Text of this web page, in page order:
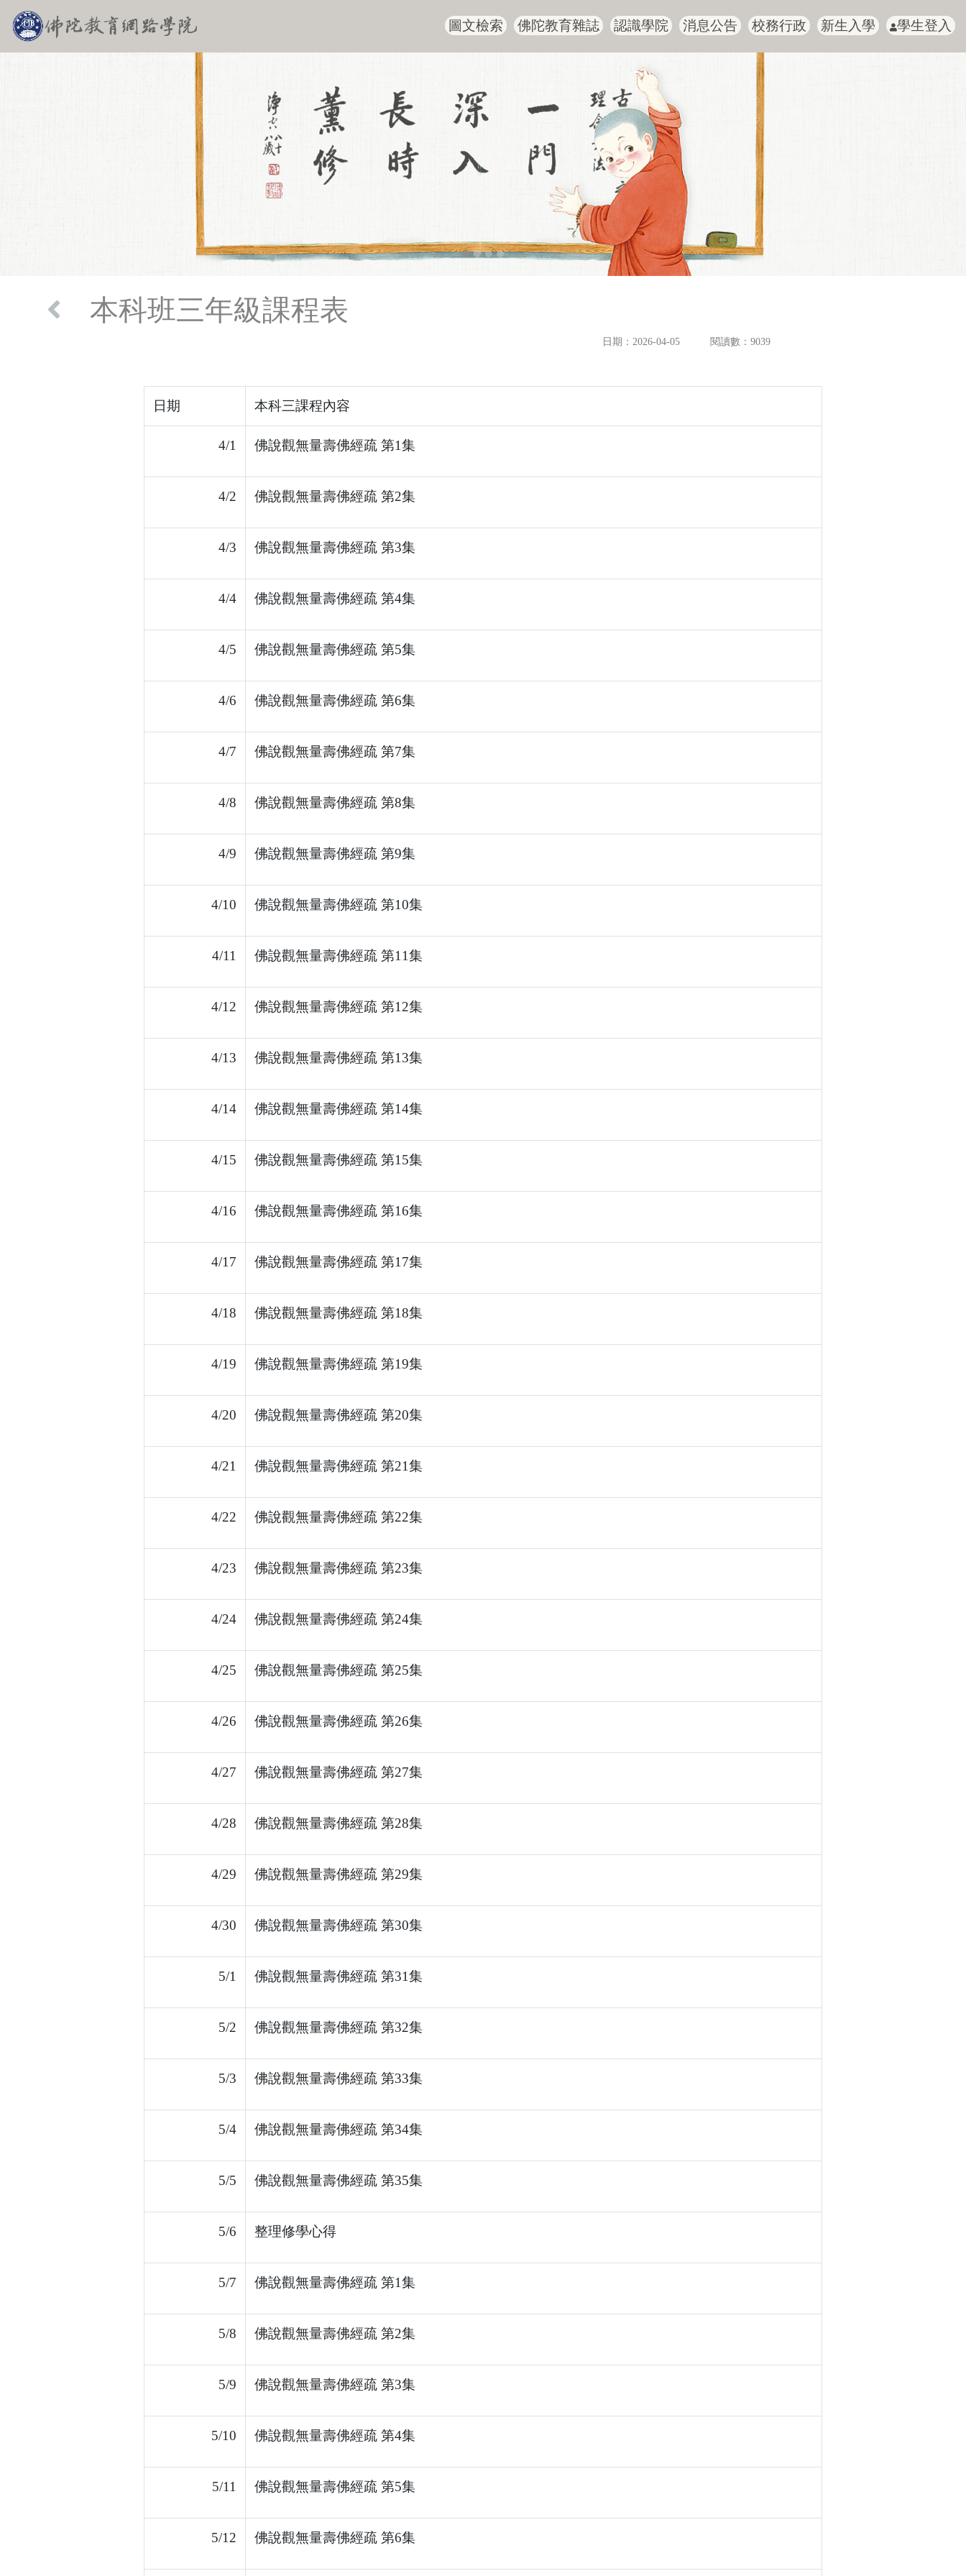
圖文檢索 佛陀教育雜誌 認識學院 消息公告 校務行政 新生入學 學生登入
本科班三年級課程表
日期：2026-04-05 閱讀數：9039
日期 本科三課程內容
4/1 佛說觀無量壽佛經疏 第1集
4/2 佛說觀無量壽佛經疏 第2集
4/3 佛說觀無量壽佛經疏 第3集
4/4 佛說觀無量壽佛經疏 第4集
4/5 佛說觀無量壽佛經疏 第5集
4/6 佛說觀無量壽佛經疏 第6集
4/7 佛說觀無量壽佛經疏 第7集
4/8 佛說觀無量壽佛經疏 第8集
4/9 佛說觀無量壽佛經疏 第9集
4/10 佛說觀無量壽佛經疏 第10集
4/11 佛說觀無量壽佛經疏 第11集
4/12 佛說觀無量壽佛經疏 第12集
4/13 佛說觀無量壽佛經疏 第13集
4/14 佛說觀無量壽佛經疏 第14集
4/15 佛說觀無量壽佛經疏 第15集
4/16 佛說觀無量壽佛經疏 第16集
4/17 佛說觀無量壽佛經疏 第17集
4/18 佛說觀無量壽佛經疏 第18集
4/19 佛說觀無量壽佛經疏 第19集
4/20 佛說觀無量壽佛經疏 第20集
4/21 佛說觀無量壽佛經疏 第21集
4/22 佛說觀無量壽佛經疏 第22集
4/23 佛說觀無量壽佛經疏 第23集
4/24 佛說觀無量壽佛經疏 第24集
4/25 佛說觀無量壽佛經疏 第25集
4/26 佛說觀無量壽佛經疏 第26集
4/27 佛說觀無量壽佛經疏 第27集
4/28 佛說觀無量壽佛經疏 第28集
4/29 佛說觀無量壽佛經疏 第29集
4/30 佛說觀無量壽佛經疏 第30集
5/1 佛說觀無量壽佛經疏 第31集
5/2 佛說觀無量壽佛經疏 第32集
5/3 佛說觀無量壽佛經疏 第33集
5/4 佛說觀無量壽佛經疏 第34集
5/5 佛說觀無量壽佛經疏 第35集
5/6 整理修學心得
5/7 佛說觀無量壽佛經疏 第1集
5/8 佛說觀無量壽佛經疏 第2集
5/9 佛說觀無量壽佛經疏 第3集
5/10 佛說觀無量壽佛經疏 第4集
5/11 佛說觀無量壽佛經疏 第5集
5/12 佛說觀無量壽佛經疏 第6集